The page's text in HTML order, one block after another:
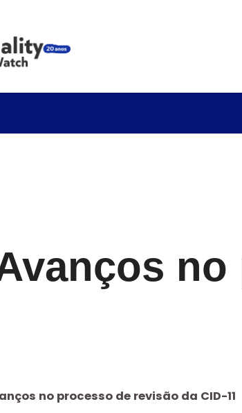
no
no processo de revisão da CID-11